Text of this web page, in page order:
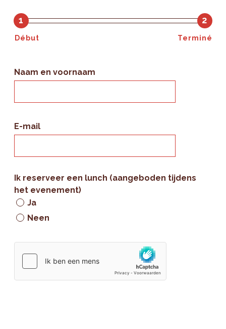
1
Début
2
Terminé
Naam en voornaam
E-mail
Ik reserveer een lunch (aangeboden tijdens
het evenement)
Ja
Neen